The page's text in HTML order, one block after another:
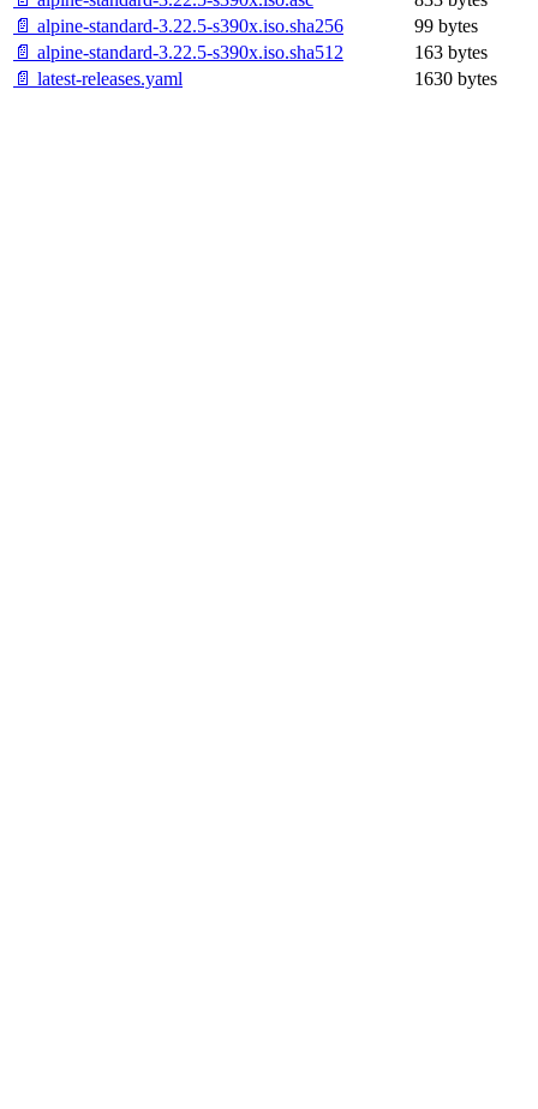
📄 alpine-standard-3.22.5-s390x.iso.sha256
99 bytes
📄 alpine-standard-3.22.5-s390x.iso.sha512
163 bytes
📄 latest-releases.yaml
1630 bytes